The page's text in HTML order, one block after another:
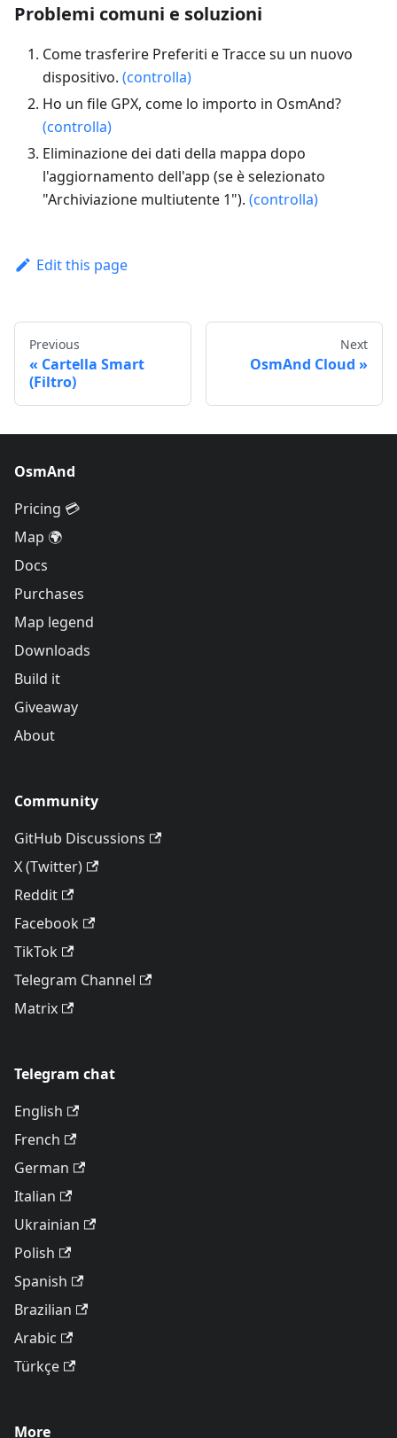
Problemi comuni e soluzioni
Come trasferire Preferiti e Tracce su un nuovo
dispositivo. (controlla)
Ho un file GPX, come lo importo in OsmAnd?
(controlla)
Eliminazione dei dati della mappa dopo
l'aggiornamento dell'app (se è selezionato
"Archiviazione multiutente 1"). (controlla)
Edit this page
Previous
Cartella Smart
(Filtro)
Next
OsmAnd Cloud
OsmAnd
Pricing 💳
Map 🌍
Docs
Purchases
Map legend
Downloads
Build it
Giveaway
About
Community
GitHub Discussions
X (Twitter)
Reddit
Facebook
TikTok
Telegram Channel
Matrix
Telegram chat
English
French
German
Italian
Ukrainian
Polish
Spanish
Brazilian
Arabic
Türkçe
More